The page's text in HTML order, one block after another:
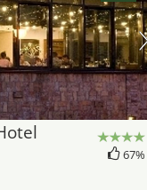
67%